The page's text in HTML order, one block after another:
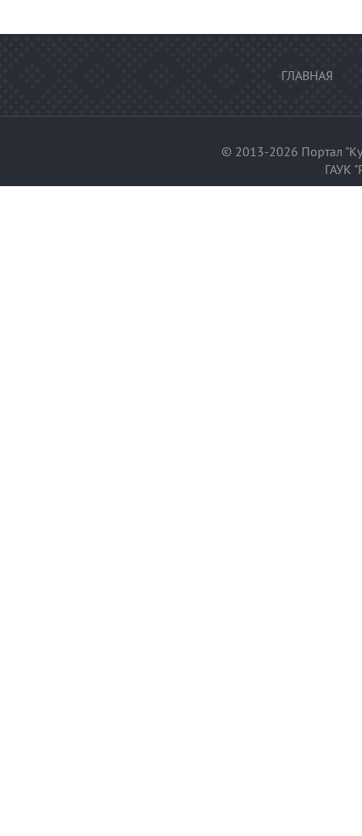
ГЛАВНАЯ
© 2013-2026 Портал
ГАУК